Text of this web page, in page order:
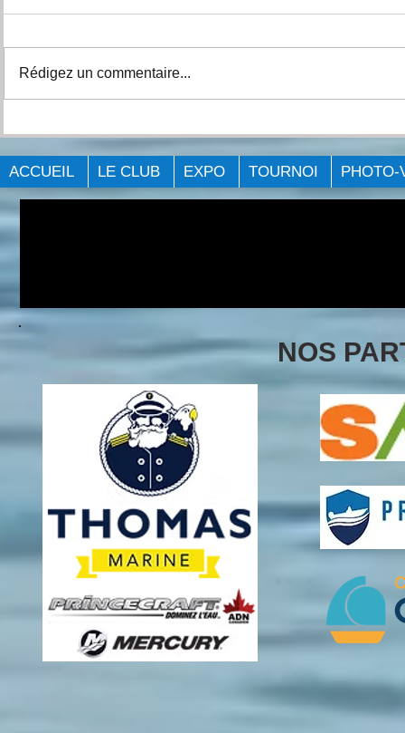
Québec Laval 2023.
EXPO
Rédigez un commentaire...
ACCUEIL LE CLUB EXPO TOURNOI PHOTO-
NOS